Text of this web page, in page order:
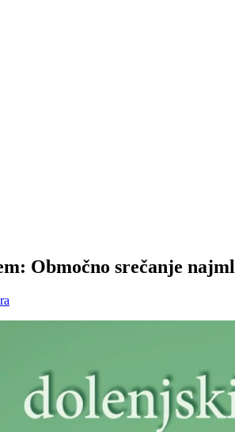
Območno srečanje